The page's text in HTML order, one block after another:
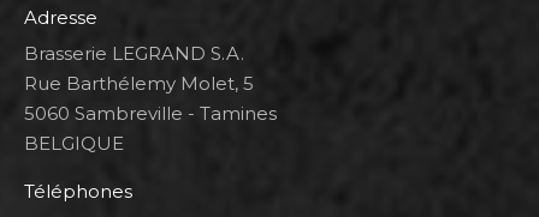
Adresse
Brasserie LEGRAND S.A.
Rue Barthélemy Molet, 5
5060 Sambreville - Tamines
BELGIQUE
Téléphones